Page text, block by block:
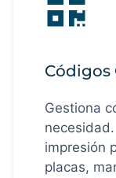
Códigos
Gestiona
impresión
placas,